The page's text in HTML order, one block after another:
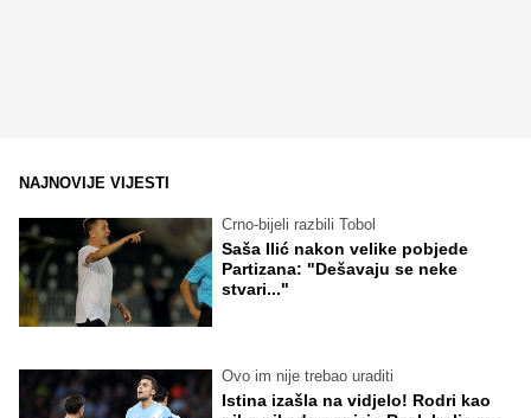
NAJNOVIJE VIJESTI
Crno-bijeli razbili Tobol
Saša Ilić nakon velike pobjede
Partizana: "Dešavaju se neke
stvari..."
Ovo im nije trebao uraditi
Istina izašla na vidjelo! Rodri kao